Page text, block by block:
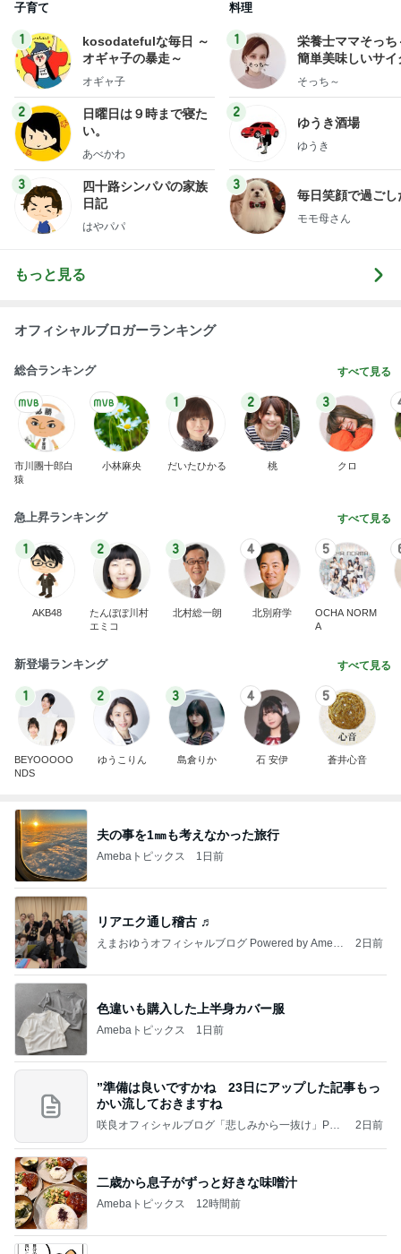
子育て
1
kosodatefulな毎日 ～
オギャ子の暴走～
オギャ子
2
日曜日は９時まで寝た
い。
あべかわ
3
四十路シンパパの家族
日記
はやパパ
料理
1
栄養士ママそっち
簡単美味しいサイ
献立
そっち～
2
ゆうき酒場
ゆうき
3
毎日笑顔で過ごし
モモ母さん
もっと見る
オフィシャルブロガーランキング
総合ランキング すべて見る
市川團十郎白
猿
小林麻央
1
だいたひかる
2
桃
3
クロ
急上昇ランキング すべて見る
1
AKB48
2
たんぽぽ川村
エミコ
3
北村総一朗
4
北別府学
5
OCHA NORM
A
新登場ランキング すべて見る
1
BEYOOOOO
NDS
2
ゆうこりん
3
島倉りか
4
石 安伊
5
蒼井心音
夫の事を1㎜も考えなかった旅行
Amebaトピックス 1日前
リアエク通し稽古 ♬
えまおゆうオフィシャルブログ Powered by Ameb
2日前
色違いも購入した上半身カバー服
Amebaトピックス 1日前
”準備は良いですかね 23日にアップした記事もっ
かい流しておきますね
咲良オフィシャルブログ「悲しみから一抜け」Pow
2日前
二歳から息子がずっと好きな味噌汁
Amebaトピックス 12時間前